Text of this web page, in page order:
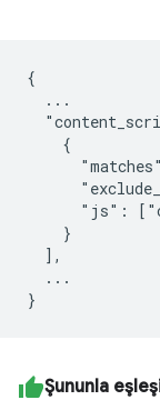
{
  ...
    {
"js":
    }
  ],
  ...
Şununla